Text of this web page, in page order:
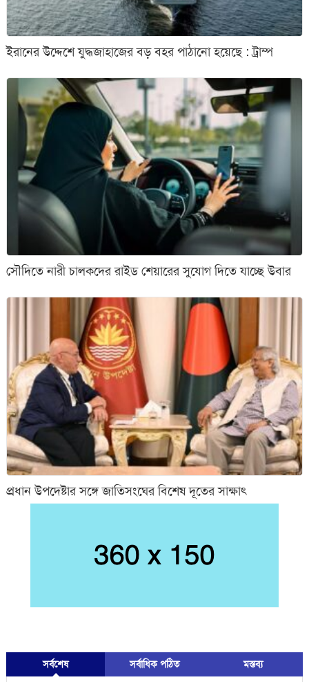
ইরানের উদ্দেশে যুদ্ধজাহাজের বড় বহর পাঠানো হয়েছে : ট্রাম্প
সৌদিতে নারী চালকদের রাইড শেয়ারের সুযোগ দিতে যাচ্ছে উবার
প্রধান উপদেষ্টার সঙ্গে জাতিসংঘের বিশেষ দূতের সাক্ষাৎ
সর্বশেষ সর্বাধিক পঠিত মস্তব্য